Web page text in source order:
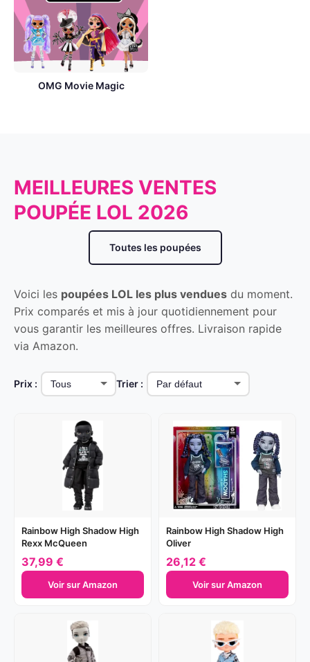
OMG Movie Magic
MEILLEURES VENTES
POUPÉE LOL 2026
Toutes les poupées
Voici les poupées LOL les plus vendues du moment.
Prix comparés et mis à jour quotidiennement pour
vous garantir les meilleures offres. Livraison rapide
via Amazon.
Prix : Trier :
Rainbow High Shadow High
Rexx McQueen
37,99 €
Voir sur Amazon
Rainbow High Shadow High
Oliver
26,12 €
Voir sur Amazon